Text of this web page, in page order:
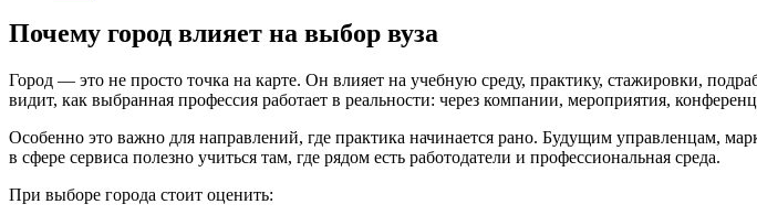
Почему город влияет на выбор вуза
Город — это не просто точка на карте. Он влияет на учебную среду, практику, стажировки,
видит, как выбранная профессия работает в реальности: через компании, мероприятия,
Особенно это важно для направлений, где практика начинается рано. Будущим управленцам,
в сфере сервиса полезно учиться там, где рядом есть работодатели и профессиональная среда.
При выборе города стоит оценить: